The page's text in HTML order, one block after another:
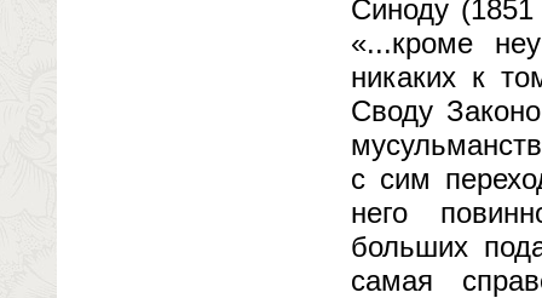
Синоду
«...кроме
никаких к
Своду
с сим
него
больших
самая